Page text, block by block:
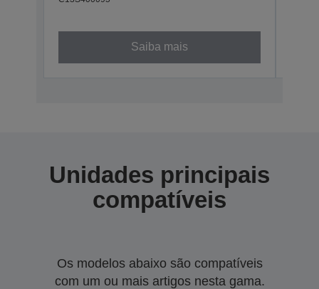
Saiba mais
Unidades principais
compatíveis
Os modelos abaixo são compatíveis
com um ou mais artigos nesta gama.